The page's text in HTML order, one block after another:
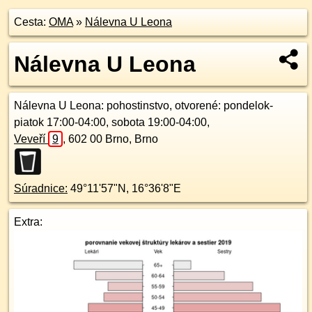
Cesta: OMA» Nálevna U Leona
Nálevna U Leona
Nálevna U Leona: pohostinstvo, otvorené: pondelok-
piatok 17:00-04:00, sobota 19:00-04:00,
Veveří 9 , 602 00 Brno, Brno
Súradnice: 49°11'57"N , 16°36'8"E
Extra: